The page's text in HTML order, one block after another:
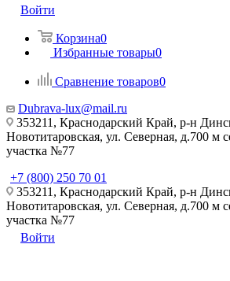
Войти
Корзина0
Избранные товары0
Сравнение товаров0
Dubrava-lux@mail.ru
353211, Краснодарский Край, р-н
Новотитаровская, ул. Северная, д.700 м
участка №77
+7 (800) 250 70 01
353211, Краснодарский Край, р-н
Новотитаровская, ул. Северная, д.700 м
участка №77
Войти